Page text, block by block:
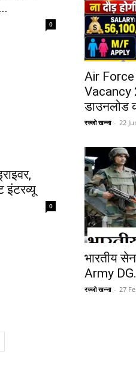
0
Air
Vacancy
डाउनलोड
रज्जो खन्ना - 22
इंटरव्यू
0
भारतीय
Army
रज्जो खन्ना - 27